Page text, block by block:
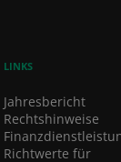
LINKS
Jahresbericht
Rechtshinweise
Richtwerte für